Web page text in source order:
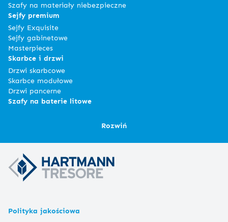
Szafy na materiały niebezpieczne
Sejfy premium
Sejfy Exquisite
Sejfy gabinetowe
Masterpieces
Skarbce i drzwi
Drzwi skarbcowe
Skarbce modułowe
Drzwi pancerne
Szafy na baterie litowe
Rozwiń
Polityka jakościowa